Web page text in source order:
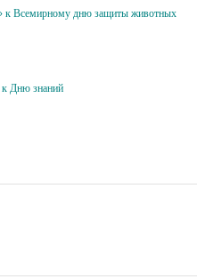
к Всемирному дню защиты животных
к Дню знаний